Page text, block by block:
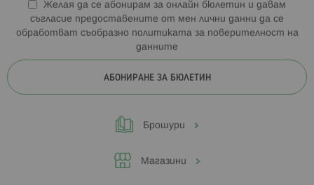
Желая да се абонирам за онлайн бюлетин и давам
съгласие предоставените от мен лични данни да се
обработват съобразно политиката за поверителност на
данните
АБОНИРАНЕ ЗА БЮЛЕТИН
Брошури
Магазини